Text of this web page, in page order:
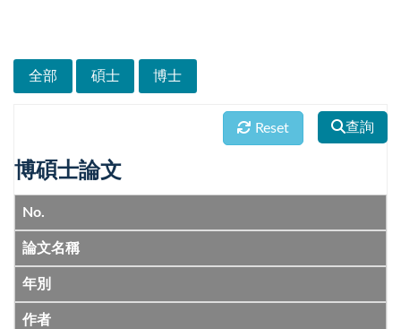
全部 碩士 博士
查詢
Reset
博碩士論文
No.
論文名稱
年別
作者